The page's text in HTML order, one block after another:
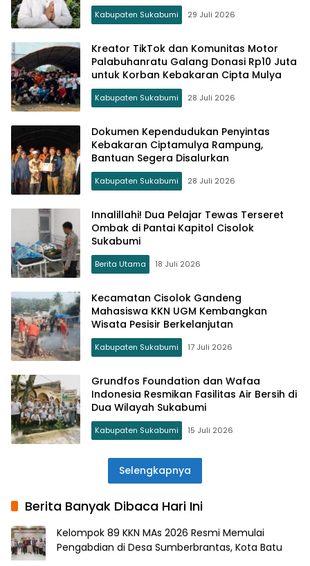
Kabupaten Sukabumi 29 Juli 2026
Kreator TikTok dan Komunitas Motor
Palabuhanratu Galang Donasi Rp10 Juta
untuk Korban Kebakaran Cipta Mulya
Kabupaten Sukabumi 28 Juli 2026
Dokumen Kependudukan Penyintas
Kebakaran Ciptamulya Rampung,
Bantuan Segera Disalurkan
Kabupaten Sukabumi 28 Juli 2026
Innalillahi! Dua Pelajar Tewas Terseret
Ombak di Pantai Kapitol Cisolok
Sukabumi
Berita Utama 18 Juli 2026
Kecamatan Cisolok Gandeng
Mahasiswa KKN UGM Kembangkan
Wisata Pesisir Berkelanjutan
Kabupaten Sukabumi 17 Juli 2026
Grundfos Foundation dan Wafaa
Indonesia Resmikan Fasilitas Air Bersih di
Dua Wilayah Sukabumi
Kabupaten Sukabumi 15 Juli 2026
Selengkapnya
Berita Banyak Dibaca Hari Ini
Kelompok 89 KKN MAs 2026 Resmi Memulai
Pengabdian di Desa Sumberbrantas, Kota Batu